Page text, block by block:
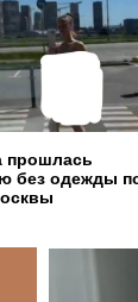
прошлась
без одежды